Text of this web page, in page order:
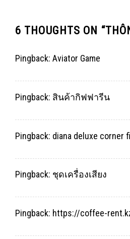
6 THOUGHTS ON “
Pingback: Aviator Game
Pingback: สินค้ากิฟฟารีน
Pingback: diana deluxe corner
Pingback: ชุดเครื่องเสียง
Pingback: https://coffee-